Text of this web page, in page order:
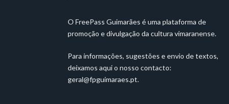
O FreePass Guimarães é uma plataforma de
promoção e divulgação da cultura vimaranense.
Para informações, sugestões e envio de textos,
deixamos aqui o nosso contacto:
geral@fpguimaraes.pt.